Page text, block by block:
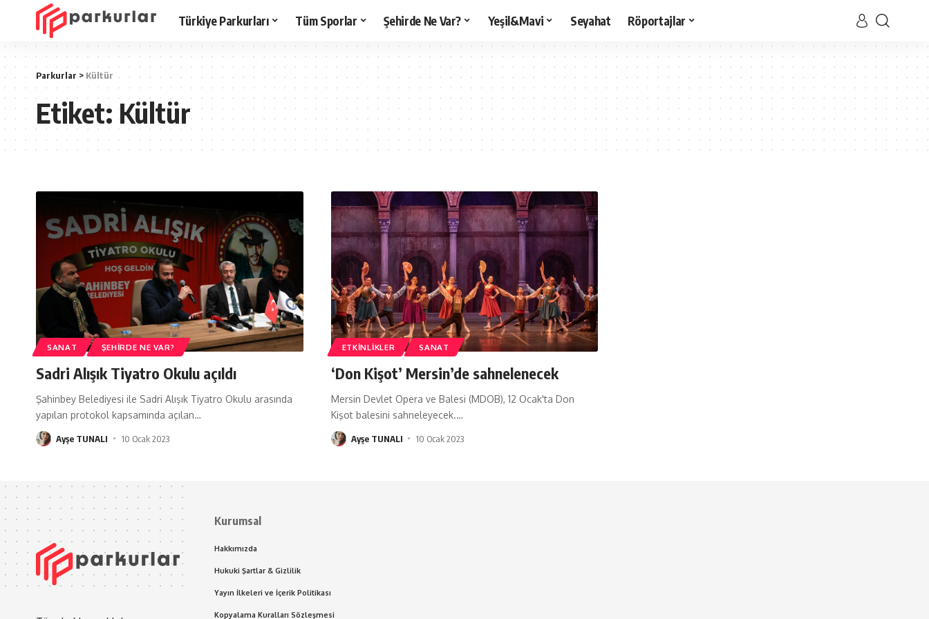
Türkiye Parkurları Tüm Sporlar Şehirde Ne Var? Yeşil&Mavi Seyahat Röportajlar
Parkurlar> Kültür
Etiket:Kültür
SANAT ŞEHIRDE NE VAR?
Sadri Alışık Tiyatro Okulu açıldı
Şahinbey Belediyesi ile Sadri Alışık Tiyatro Okulu arasında
yapılan protokol kapsamında açılan…
Ayşe TUNALI 10 Ocak 2023
ETKINLIKLER SANAT
‘Don Kişot’ Mersin’de sahnelenecek
Mersin Devlet Opera ve Balesi (MDOB), 12 Ocak'ta Don
Kişot balesini sahneleyecek.…
Ayşe TUNALI 10 Ocak 2023
Kurumsal
Hakkımızda
Hukuki Şartlar & Gizlilik
Yayın İlkeleri ve İçerik Politikası
Kopyalama Kuralları Sözleşmesi